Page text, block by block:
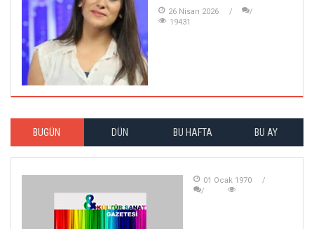
26 Nisan 2026
19431
BUGÜN DÜN BU HAFTA BU AY
01 Ocak 1970